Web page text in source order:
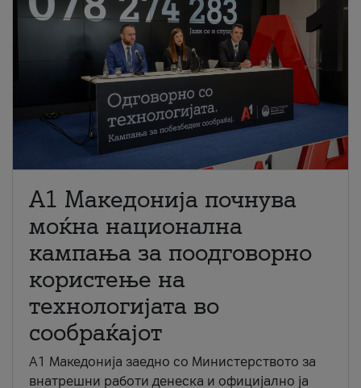
A1 Македонија почнува
моќна национална
кампања за поодговорно
користење на
технологијата во
сообраќајот
A1 Македонија заедно со Министерството за
внатрешни работи денеска и официјално ја